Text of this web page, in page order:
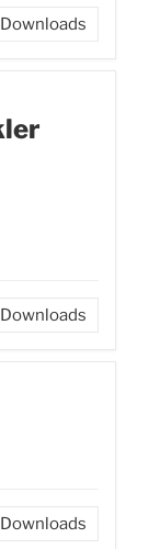
Downloads
Downloads
Downloads